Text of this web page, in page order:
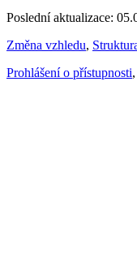
Poslední aktualizace:
Změna vzhledu,
Prohlášení o přístupnosti,